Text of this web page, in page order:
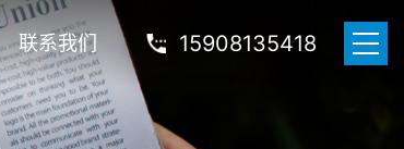
联系我们 15908135418